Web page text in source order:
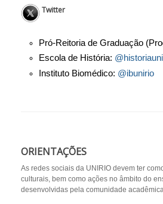
Twitter
Pró-Reitoria de Graduação
Escola de História:
Instituto Biomédico: @ibunirio
ORIENTAÇÕES
As redes sociais da UNIRIO devem ter
culturais, bem como ações no âmbito do
desenvolvidas pela comunidade